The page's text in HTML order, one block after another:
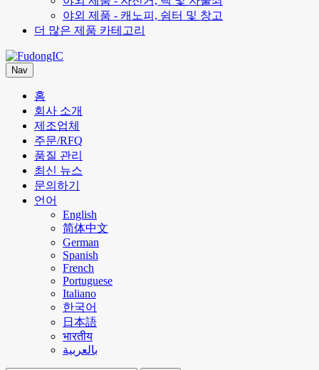
야외 제품 - 캐노피, 쉼터 및 창고
더 많은 제품 카테고리
Nav
홈
회사 소개
제조업체
주문/RFQ
품질 관리
최신 뉴스
문의하기
언어
English
简体中文
German
Spanish
French
Portuguese
Italiano
한국어
日本語
भारतीय
بالعربية